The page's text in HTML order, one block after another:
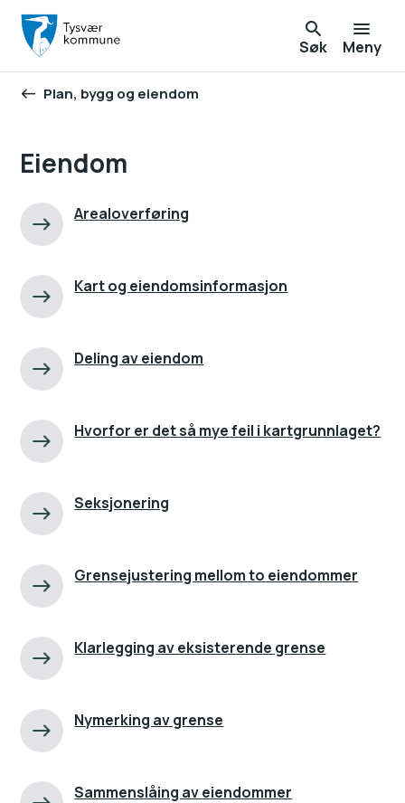
Søk Meny
Du er her:
Plan, bygg og eiendom
Eiendom
Arealoverføring
Kart og eiendomsinformasjon
Deling av eiendom
Hvorfor er det så mye feil i kartgrunnlaget?
Seksjonering
Grensejustering mellom to eiendommer
Klarlegging av eksisterende grense
Nymerking av grense
Sammenslåing av eiendommer